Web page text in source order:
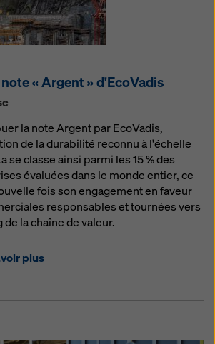
« Argent » d'EcoVadis
la note Argent par EcoVadis,
de la durabilité reconnu à l'échelle
se classe ainsi parmi les 15 % des
évaluées dans le monde entier, ce
fois son engagement en faveur
responsables et tournées vers
la chaîne de valeur.
plus